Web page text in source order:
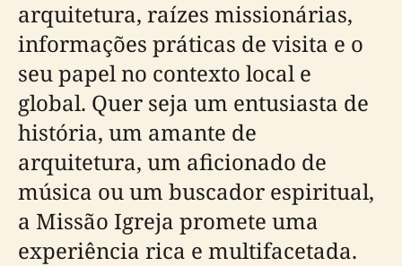
arquitetura, raízes missionárias,
informações práticas de visita e o
seu papel no contexto local e
global. Quer seja um entusiasta de
história, um amante de
arquitetura, um aficionado de
música ou um buscador espiritual,
a Missão Igreja promete uma
experiência rica e multifacetada.